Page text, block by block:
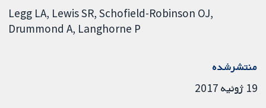
Legg LA Lewis SR Schofield-Robinson OJ
Drummond A Langhorne P
منتشرشده
19 ژوئیه 2017